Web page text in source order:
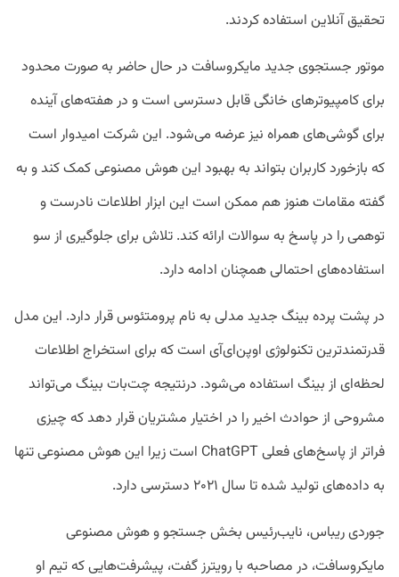
تحقیق آنلاین استفاده کردند.
موتور جستجوی جدید مایکروسافت در حال حاضر به صورت محدود
برای کامپیوترهای خانگی قابل دسترسی است و در هفته‌های آینده
برای گوشی‌های همراه نیز عرضه می‌شود. این شرکت امیدوار است
که بازخورد کاربران بتواند به بهبود این هوش مصنوعی کمک کند و به
گفته مقامات هنوز هم ممکن است این ابزار اطلاعات نادرست و
توهمی را در پاسخ به سوالات ارائه کند. تلاش برای جلوگیری از سو
استفاده‌های احتمالی همچنان ادامه دارد.
در پشت پرده بینگ جدید مدلی به نام پرومتئوس قرار دارد. این مدل
قدرتمند‌ترین تکنولوژی اوپن‌ای‌آی است که برای استخراج اطلاعات
لحظه‌ای از بینگ استفاده می‌شود. درنتیجه چت‌بات بینگ می‌تواند
مشروحی از حوادث اخیر را در اختیار مشتریان قرار دهد که چیزی
فراتر از پاسخ‌های فعلی ChatGPT است زیرا این هوش مصنوعی تنها
به داده‌های تولید شده تا سال ۲۰۲۱ دسترسی دارد.
جوردی ریباس، نایب‌رئیس بخش جستجو و هوش مصنوعی
مایکروسافت، در مصاحبه با رویترز گفت، پیشرفت‌هایی که تیم او